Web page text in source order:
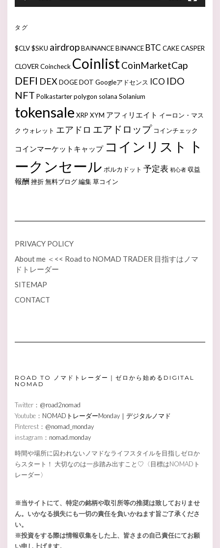
タグ
$CLV$SKU airdropBAINANCEBINANCE BTC CAKECASPER
CLOVER Coincheck CoinlistCoinMarketCap
DEFI DEX DOGEDOT Googleアドセンス ICO IDO
NFT Polkastarterpolygon solana Solanium
tokensale XRP XYM アフィリエイト イーロン・マス
ク ウォレット エアドロ エアドロップ コインチェック
コインマーケットキャップ コインリスト
ト
ークンセール ポルカドット 予定表 初心者 収益
報酬 挫折無料ブログ編集草コイン
PRIVACY POLICY
About me ＜<< Road to NOMAD TRADER 目指すはノマ
ドトレーダー
SITEMAP
CONTACT
ROAD TO ノマドトレーダー｜ゼロから始めるDIGITAL
NOMAD
Twitter： @road2nomad
Youtube： NOMADトレーダーMonday｜デジタルノマド
Pinterest： @nomad_monday
instagram： nomad.monday
時間や場所に囚われないノマドなライフスタイルを目指しゼロか
らスタート！ 大切なのは一歩踏み出すこと♡〈目標はNOMADト
レーダー〉
※当サイトにて、特定の銘柄や取引所等の推奨は致しておりませ
ん。いかなる損失にも一切の責任を負いかねます旨ご了承くださ
い。
※投資をする際は情報収集をした上、皆さまの自己責任にてお願
い申し上げます。